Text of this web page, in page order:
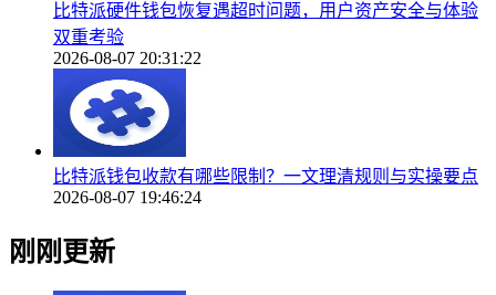
比特派硬件钱包恢复遇超时问题，用户资产安全与体验
双重考验
2026-08-07 20:31:22
比特派钱包收款有哪些限制？一文理清规则与实操要点
2026-08-07 19:46:24
刚刚更新